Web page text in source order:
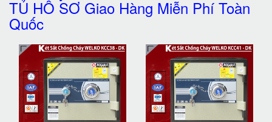
TỦ HỒ SƠ Giao Hàng Miễn Phí Toàn
Quốc